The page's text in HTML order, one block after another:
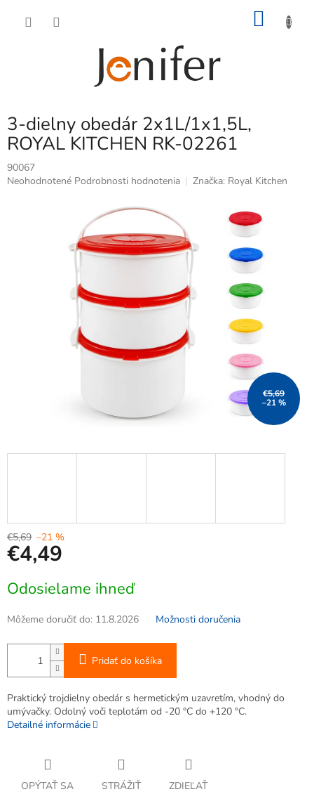
3-dielny obedár 2x1L/1x1,5L,
ROYAL KITCHEN RK-02261
90067
Priemerné
Neohodnotené Podrobnosti hodnotenia Značka: Royal Kitchen
€5,69
–21 %
€5,69 –21 %
€4,49
cena:
Odosielame ihneď
Môžeme doručiť do: 11.8.2026 Možnosti doručenia
Pridať do košíka
Praktický trojdielny obedár s hermetickým uzavretím, vhodný do
umývačky. Odolný voči teplotám od -20 °C do +120 °C.
Detailné informácie
OPÝTAŤ SA STRÁŽIŤ ZDIEĽAŤ